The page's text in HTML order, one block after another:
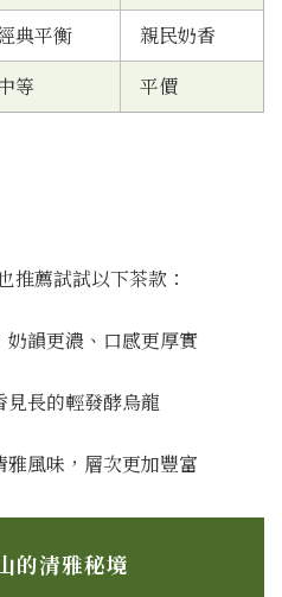
典平衡
親民奶香
等 平價
推薦試試以下茶款：
韻更濃、口感更厚實
長的輕發酵烏龍
風味，層次更加豐富
的清雅秘境